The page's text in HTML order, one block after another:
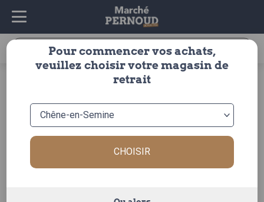
Recherche
fromages & crèmerie>
Pour commencer vos achats,
veuillez choisir votre magasin de
retrait
CHOISIR